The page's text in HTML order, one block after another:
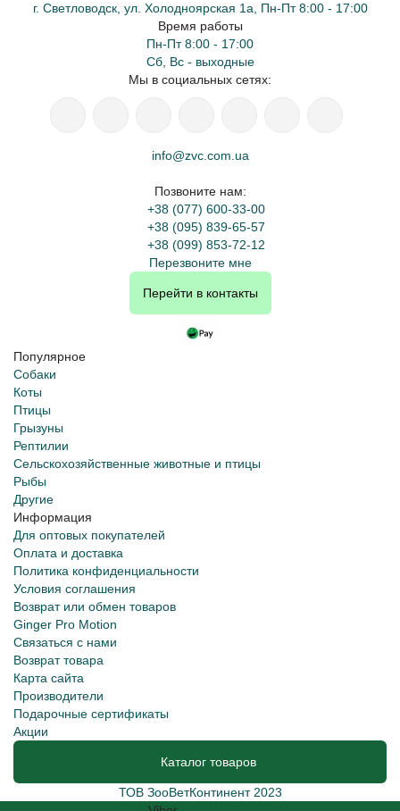
г. Светловодск, ул. Холодноярская 1а, Пн-Пт 8:00 - 17:00
Время работы
Пн-Пт 8:00 - 17:00
Сб, Вс - выходные
Мы в социальных сетях:
info@zvc.com.ua
Позвоните нам:
+38 (077) 600-33-00
+38 (095) 839-65-57
+38 (099) 853-72-12
Перезвоните мне
Перейти в контакты
Популярное
Собаки
Коты
Птицы
Грызуны
Рептилии
Сельскохозяйственные животные и птицы
Рыбы
Другие
Информация
Для оптовых покупателей
Оплата и доставка
Политика конфиденциальности
Условия соглашения
Возврат или обмен товаров
Ginger Pro Motion
Связаться с нами
Возврат товара
Карта сайта
Производители
Подарочные сертификаты
Акции
Каталог товаров
ТОВ ЗооВетКонтинент 2023